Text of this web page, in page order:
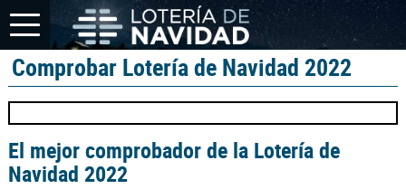
Comprobar Lotería de Navidad 2022
El mejor comprobador de la Lotería de
Navidad 2022